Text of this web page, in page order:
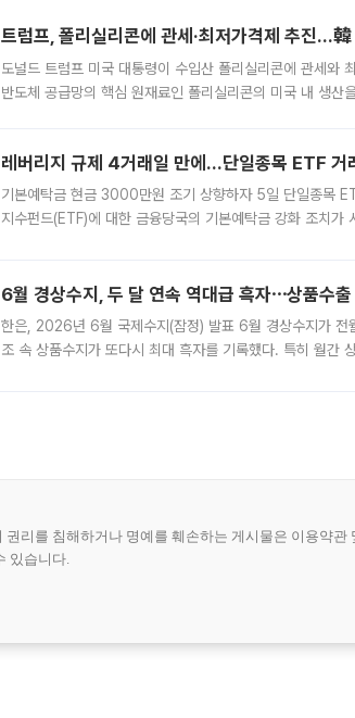
트럼프, 폴리실리콘에 관세·최저가격제 추진…
도널드 트럼프 미국 대통령이 수입산 폴리실리콘에 관세와
반도체 공급망의 핵심 원재료인 폴리실리콘의 미국 내 생산
레버리지 규제 4거래일 만에…단일종목 ETF 거
기본예탁금 현금 3000만원 조기 상향하자 5일 단일종목
지수펀드(ETF)에 대한 금융당국의 기본예탁금 강화 조치
6월 경상수지, 두 달 연속 역대급 흑자⋯상품수
한은, 2026년 6월 국제수지(잠정) 발표 6월 경상수지가 전
조 속 상품수지가 또다시 최대 흑자를 기록했다. 특히 월간